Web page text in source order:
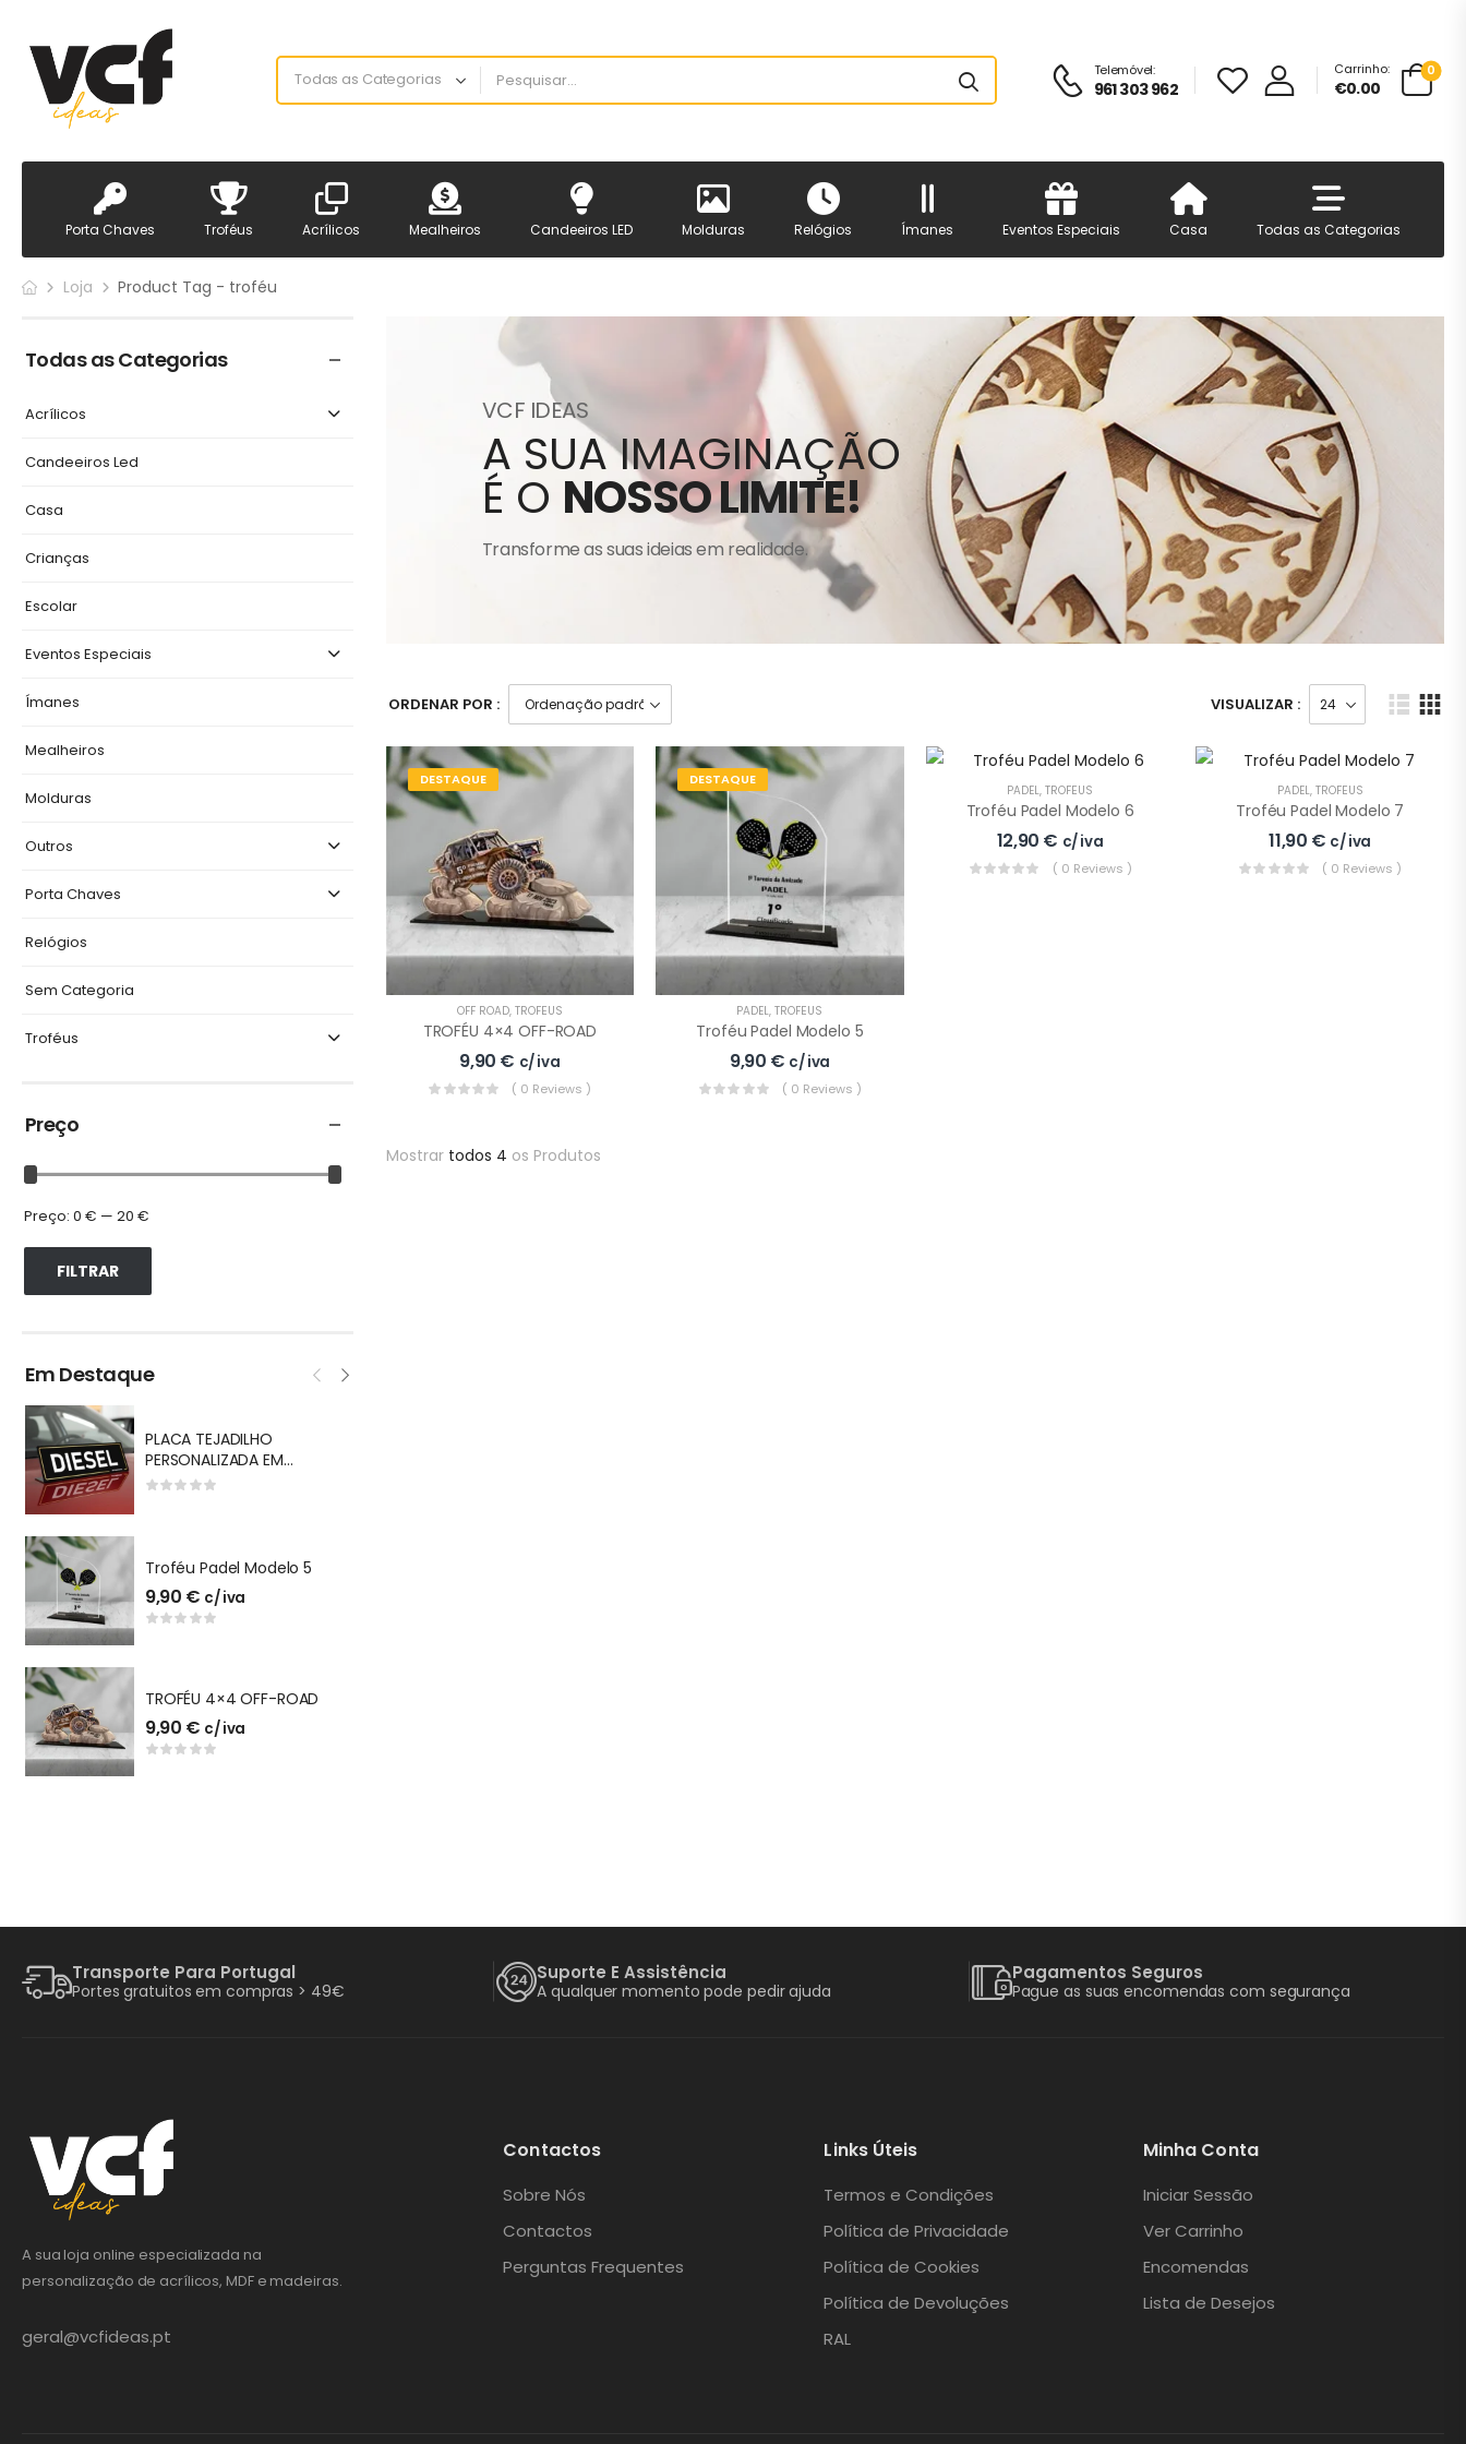
Telemóvel:
961 303 962
Carrinho:
€0.00
0
Porta Chaves Troféus Acrílicos Mealheiros Candeeiros LED Molduras Relógios Ímanes Eventos Especiais Casa Todas as Categorias
Loja Product Tag - troféu
Todas as Categorias
Acrílicos
Candeeiros Led
Casa
Crianças
Escolar
Eventos Especiais
Ímanes
Mealheiros
Molduras
Outros
Porta Chaves
Relógios
Sem Categoria
Troféus
Preço
FILTRAR
Preço: 0 € — 20 €
Em Destaque
PLACA TEJADILHO
PERSONALIZADA EM
ACRILICO STAND
Troféu Padel Modelo 5
9,90 € c/ iva
TROFÉU 4×4 OFF-ROAD
9,90 € c/ iva
VCF IDEAS
A SUA IMAGINAÇÃO
É O NOSSO LIMITE!
Transforme as suas ideias em realidade.
ORDENAR POR : VISUALIZAR :
DESTAQUE
OFF ROAD, TROFÉUS
TROFÉU 4×4 OFF-ROAD
9,90 € c/ iva
( 0 Reviews )
DESTAQUE
PADEL,TROFÉUS
Troféu Padel Modelo 5
9,90 € c/ iva
( 0 Reviews )
PADEL,TROFÉUS
Troféu Padel Modelo 6
12,90 € c/ iva
( 0 Reviews )
PADEL, TROFÉUS
Troféu Padel Modelo 7
11,90 € c/ iva
( 0 Reviews )
Mostrar todos 4 os Produtos
Transporte Para Portugal
Portes gratuitos em compras > 49€
Suporte E Assistência
A qualquer momento pode pedir ajuda
Pagamentos Seguros
Pague as suas encomendas com segurança
A sua loja online especializada na
personalização de acrílicos, MDF e madeiras.
geral@vcfideas.pt
Contactos
Sobre Nós
Contactos
Perguntas Frequentes
Links Úteis
Termos e Condições
Política de Privacidade
Política de Cookies
Política de Devoluções
RAL
Minha Conta
Iniciar Sessão
Ver Carrinho
Encomendas
Lista de Desejos